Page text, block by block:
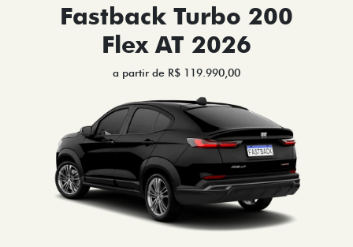
Fastback Turbo 200
Flex AT 2026
a partir de R$ 119.990,00